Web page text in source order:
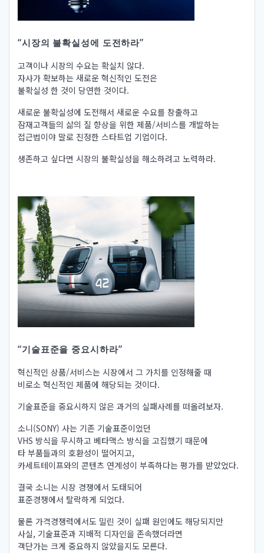
“시장의 불확실성에 도전하라”
고객이나 시장의 수요는 확실치 않다.
자사가 확보하는 새로운 혁신적인 도전은
불확실성 한 것이 당연한 것이다.
새로운 불확실성에 도전해서 새로운 수요를 창출하고
잠재고객들의 삶의 질 향상을 위한 제품/서비스를 개발하는
접근법이야 말로 진정한 스타트업 기업이다.
생존하고 싶다면 시장의 불확실성을 해소하려고 노력하라.
“기술표준을 중요시하라”
혁신적인 상품/서비스는 시장에서 그 가치를 인정해줄 때
비로소 혁신적인 제품에 해당되는 것이다.
기술표준을 중요시하지 않은 과거의 실패사례를 떠올려보자.
소니(SONY) 사는 기존 기술표준이었던
VHS 방식을 무시하고 베타맥스 방식을 고집했기 때문에
타 부품들과의 호환성이 떨어지고,
카세트테이프와의 콘텐츠 연계성이 부족하다는 평가를 받았었다.
결국 소니는 시장 경쟁에서 도태되어
표준경쟁에서 탈락하게 되었다.
물론 가격경쟁력에서도 밀린 것이 실패 원인에도 해당되지만
사실, 기술표준과 지배적 디자인을 존속했더라면
객단가는 크게 중요하지 않았을지도 모른다.